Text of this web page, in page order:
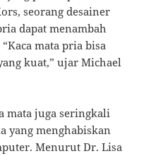
seorang desainer
dapat menambah
mata pria bisa
kuat,” ujar Michael
mata juga seringkali
yang menghabiskan
Menurut Dr. Lisa